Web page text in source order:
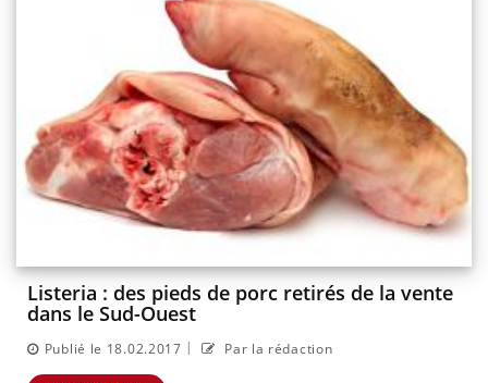
Listeria : des pieds de porc retirés de la vente
dans le Sud-Ouest
Publié le 18.02.2017 | Par la rédaction